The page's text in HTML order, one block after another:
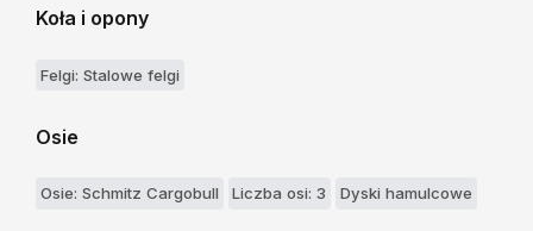
Koła i opony
Felgi: Stalowe felgi
Osie
Osie: Schmitz Cargobull Liczba osi: 3 Dyski hamulcowe